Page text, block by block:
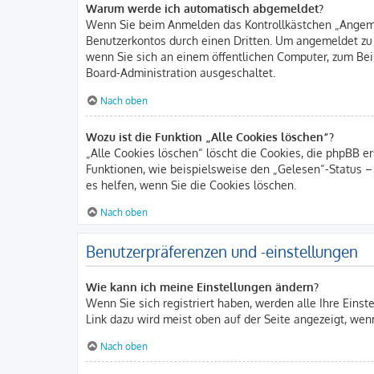
Warum werde ich automatisch abgemeldet?
Wenn Sie beim Anmelden das Kontrollkästchen
Benutzerkontos durch einen Dritten. Um angemeldet
wenn Sie sich an einem öffentlichen Computer, zum
Board-Administration ausgeschaltet.
Nach oben
Wozu ist die Funktion „Alle Cookies löschen“?
„Alle Cookies löschen“ löscht die Cookies, die
Funktionen, wie beispielsweise den „Gelesen“-
es helfen, wenn Sie die Cookies löschen.
Nach oben
Benutzerpräferenzen und -einstellungen
Wie kann ich meine Einstellungen ändern?
Wenn Sie sich registriert haben, werden alle Ihre
Link dazu wird meist oben auf der Seite angezeigt,
Nach oben